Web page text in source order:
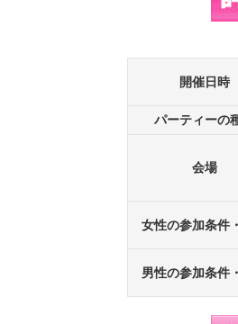
開催日時
パーティーの
会場
女性の参加条件
男性の参加条件